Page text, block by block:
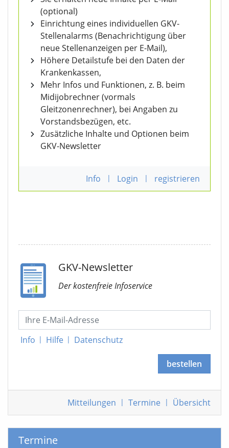
(optional)
Einrichtung eines individuellen GKV-
Stellenalarms (Benachrichtigung über
neue Stellenanzeigen per E-Mail),
Höhere Detailstufe bei den Daten der
Krankenkassen,
Mehr Infos und Funktionen, z. B. beim
Midijobrechner (vormals
Gleitzonenrechner), bei Angaben zu
Vorstandsbezügen, etc.
Zusätzliche Inhalte und Optionen beim
GKV-Newsletter
Info | Login | registrieren
GKV-Newsletter
Der kostenfreie Infoservice
Info | Hilfe | Datenschutz
bestellen
Mitteilungen | Termine | Übersicht
Termine